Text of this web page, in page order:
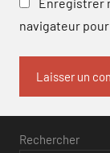
navigateur
Rechercher